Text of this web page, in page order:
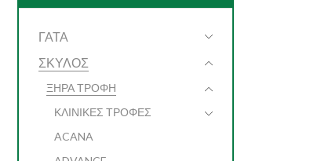
ΓΑΤΑ
ΣΚΥΛΟΣ
ΞΗΡΑ ΤΡΟΦΗ
ΚΛΙΝΙΚΕΣ ΤΡΟΦΕΣ
ACANA